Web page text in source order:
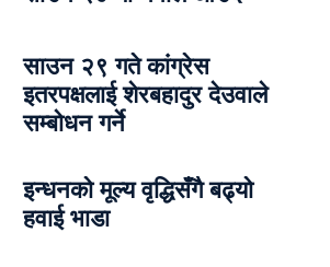
साउन २९ गते कांग्रेस
इतरपक्षलाई शेरबहादुर देउवाले
सम्बोधन गर्ने
इन्धनको मूल्य वृद्धिसँगै बढ्यो
हवाई भाडा